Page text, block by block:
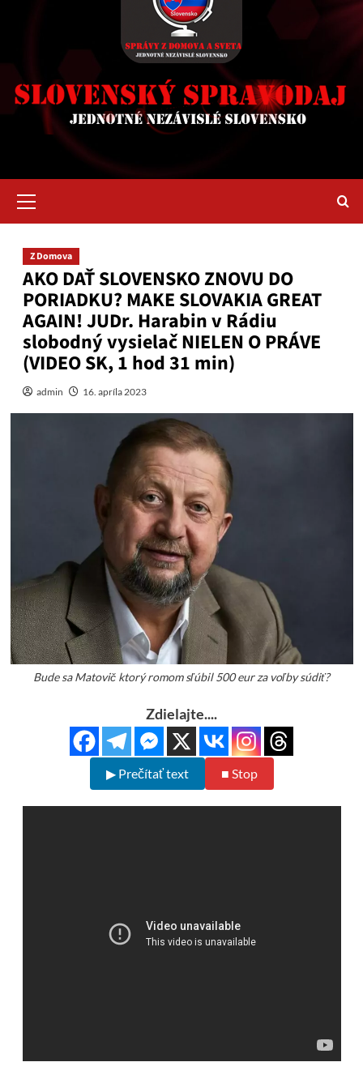
Menu
Z Domova
AKO DAŤ SLOVENSKO ZNOVU DO
PORIADKU? MAKE SLOVAKIA GREAT
AGAIN! JUDr. Harabin v Rádiu
slobodný vysielač NIELEN O PRÁVE
(VIDEO SK, 1 hod 31 min)
admin 16. apríla 2023
Bude sa Matovič ktorý romom sľúbil 500 eur za voľby súdiť?
Zdielajte....
▶ Prečítať text ■ Stop